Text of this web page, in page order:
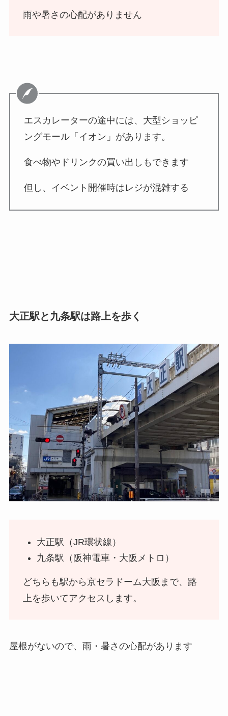
雨や暑さの心配がありません
エスカレーターの途中には、大型ショッピ
ングモール「イオン」があります。
食べ物やドリンクの買い出しもできます
但し、イベント開催時はレジが混雑する
大正駅と九条駅は路上を歩く
大正駅（JR環状線）
九条駅（阪神電車・大阪メトロ）
どちらも駅から京セラドーム大阪まで、路
上を歩いてアクセスします。
屋根がないので、雨・暑さの心配があります